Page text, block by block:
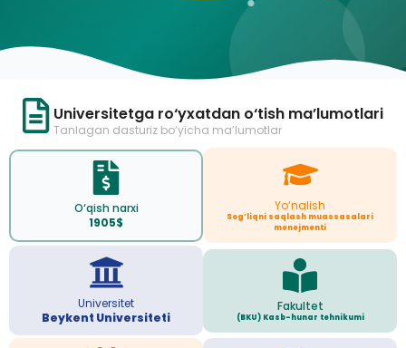
Universitetga ro‘yxatdan o‘tish ma’lumotlari
Tanlagan dasturiz bo‘yicha ma’lumotlar
O‘qish narxi
1905$
Yo‘nalish
Sog’liqni saqlash muassasalari
menejmenti
Universitet
Beykent Universiteti
Fakultet
(BKU) Kasb-hunar tehnikumi